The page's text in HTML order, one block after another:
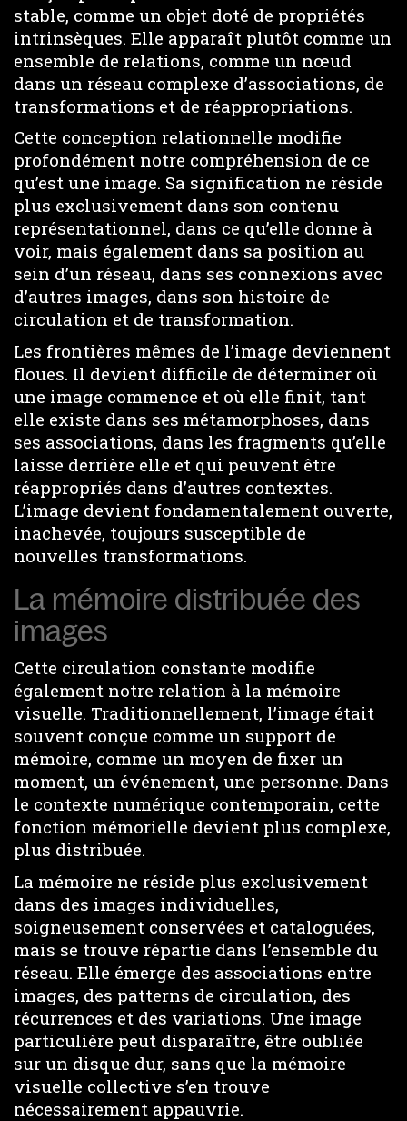
stable, comme un objet doté de propriétés
intrinsèques. Elle apparaît plutôt comme un
ensemble de relations, comme un nœud
dans un réseau complexe d’associations, de
transformations et de réappropriations.
Cette conception relationnelle modifie
profondément notre compréhension de ce
qu’est une image. Sa signification ne réside
plus exclusivement dans son contenu
représentationnel, dans ce qu’elle donne à
voir, mais également dans sa position au
sein d’un réseau, dans ses connexions avec
d’autres images, dans son histoire de
circulation et de transformation.
Les frontières mêmes de l’image deviennent
floues. Il devient difficile de déterminer où
une image commence et où elle finit, tant
elle existe dans ses métamorphoses, dans
ses associations, dans les fragments qu’elle
laisse derrière elle et qui peuvent être
réappropriés dans d’autres contextes.
L’image devient fondamentalement ouverte,
inachevée, toujours susceptible de
nouvelles transformations.
La mémoire distribuée des
images
Cette circulation constante modifie
également notre relation à la mémoire
visuelle. Traditionnellement, l’image était
souvent conçue comme un support de
mémoire, comme un moyen de fixer un
moment, un événement, une personne. Dans
le contexte numérique contemporain, cette
fonction mémorielle devient plus complexe,
plus distribuée.
La mémoire ne réside plus exclusivement
dans des images individuelles,
soigneusement conservées et cataloguées,
mais se trouve répartie dans l’ensemble du
réseau. Elle émerge des associations entre
images, des patterns de circulation, des
récurrences et des variations. Une image
particulière peut disparaître, être oubliée
sur un disque dur, sans que la mémoire
visuelle collective s’en trouve
nécessairement appauvrie.